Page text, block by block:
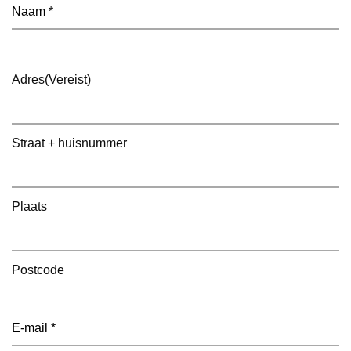
Adres(Vereist)
Straat + huisnummer
Plaats
Postcode